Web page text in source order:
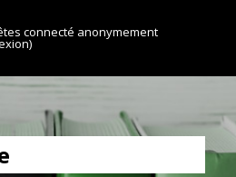
connecté anonymement
)